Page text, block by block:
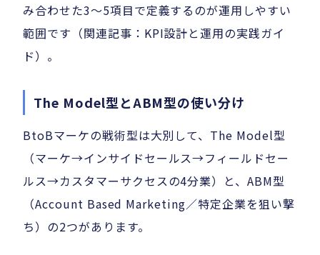
み合わせた3〜5項目で定義するのが運用しやすい
範囲です（関連記事：KPI設計と運用の実践ガイ
ド）。
The Model型とABM型の使い分け
BtoBマーケの戦術型は大別して、The Model型
（マーケ→インサイドセールス→フィールドセー
ルス→カスタマーサクセスの4分業）と、ABM型
（Account Based Marketing／特定企業を狙い撃
ち）の2つがあります。